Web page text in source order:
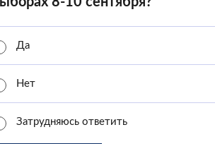
Да
Нет
Затрудняюсь ответить